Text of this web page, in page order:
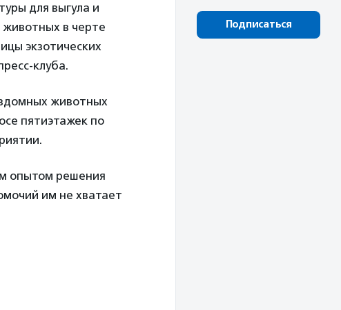
для выгула и
в черте
экзотических
клуба.
животных
пятиэтажек по
опытом решения
им не хватает
Подписаться